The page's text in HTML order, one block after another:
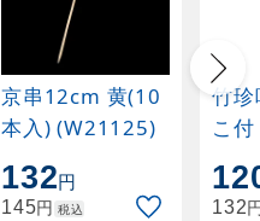
京串12cm 黄(10
本入) (W21125)
132円
145円 税込
竹
132